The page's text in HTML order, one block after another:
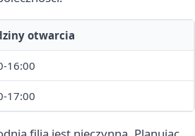
otwarcia
16:00
17:00